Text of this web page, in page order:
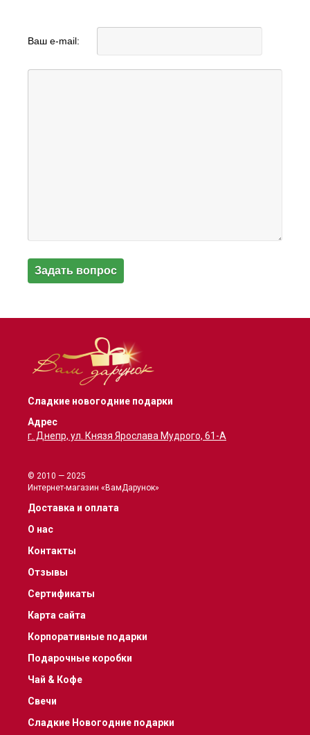
Ваш e-mail:
Сладкие новогодние подарки
Адрес
г. Днепр, ул. Князя Ярослава Мудрого, 61-А
© 2010 — 2025
Интернет-магазин «ВамДарунок»
Доставка и оплата
О нас
Контакты
Отзывы
Сертификаты
Карта сайта
Корпоративные подарки
Подарочные коробки
Чай & Кофе
Свечи
Сладкие Новогодние подарки